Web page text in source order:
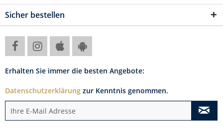
Sicher bestellen
Erhalten Sie immer die besten Angebote:
Datenschutzerklärung zur Kenntnis genommen.